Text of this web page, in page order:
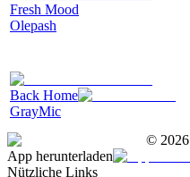
Fresh Mood
Olepash
Back Home
GrayMic
© 2026
App herunterladen
Nützliche Links